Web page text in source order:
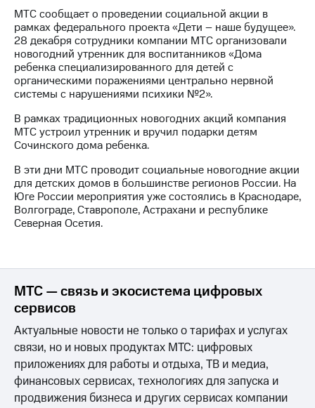
Контакты
Медиа-центр
Пресс-
релизы
МТС
о технологиях
Достижения
Интервью
Финансовая
отчетность
Контакты
и акционерам
Корпоративное
управление
Корпоративный
секретарь
Раскрытие
информации
МТС сообщает о проведении социальной акции в
рамках федерального проекта «Дети – наше будущее».
28 декабря сотрудники компании МТС организовали
новогодний утренник для воспитанников «Дома
ребенка специализированного для детей с
органическими поражениями центрально нервной
системы с нарушениями психики №2».
В рамках традиционных новогодних акций компания
МТС устроил утренник и вручил подарки детям
Сочинского дома ребенка.
В эти дни МТС проводит социальные новогодние акции
для детских домов в большинстве регионов России. На
Юге России мероприятия уже состоялись в Краснодаре,
Волгограде, Ставрополе, Астрахани и республике
Северная Осетия.
МТС — связь и экосистема цифровых
сервисов
Актуальные новости не только о тарифах и услугах
связи, но и новых продуктах МТС: цифровых
приложениях для работы и отдыха, ТВ и медиа,
финансовых сервисах, технологиях для запуска и
продвижения бизнеса и других сервисах компании